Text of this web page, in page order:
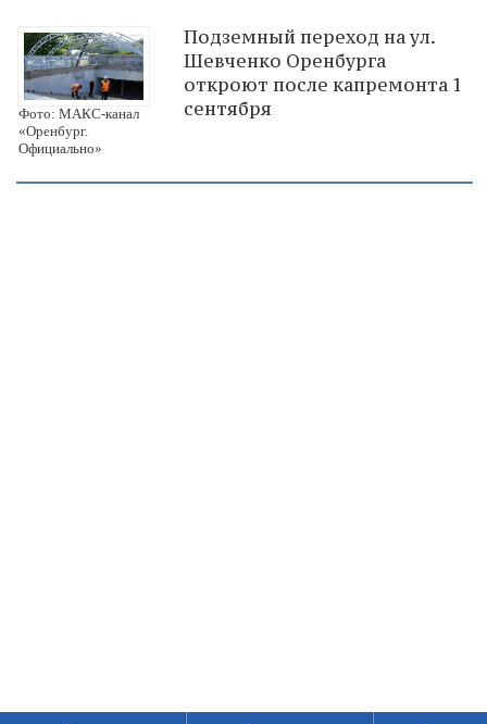
Фото: МАКС-канал
«Оренбург.
Официально»
Подземный переход на ул.
Шевченко Оренбурга
откроют после капремонта 1
сентября